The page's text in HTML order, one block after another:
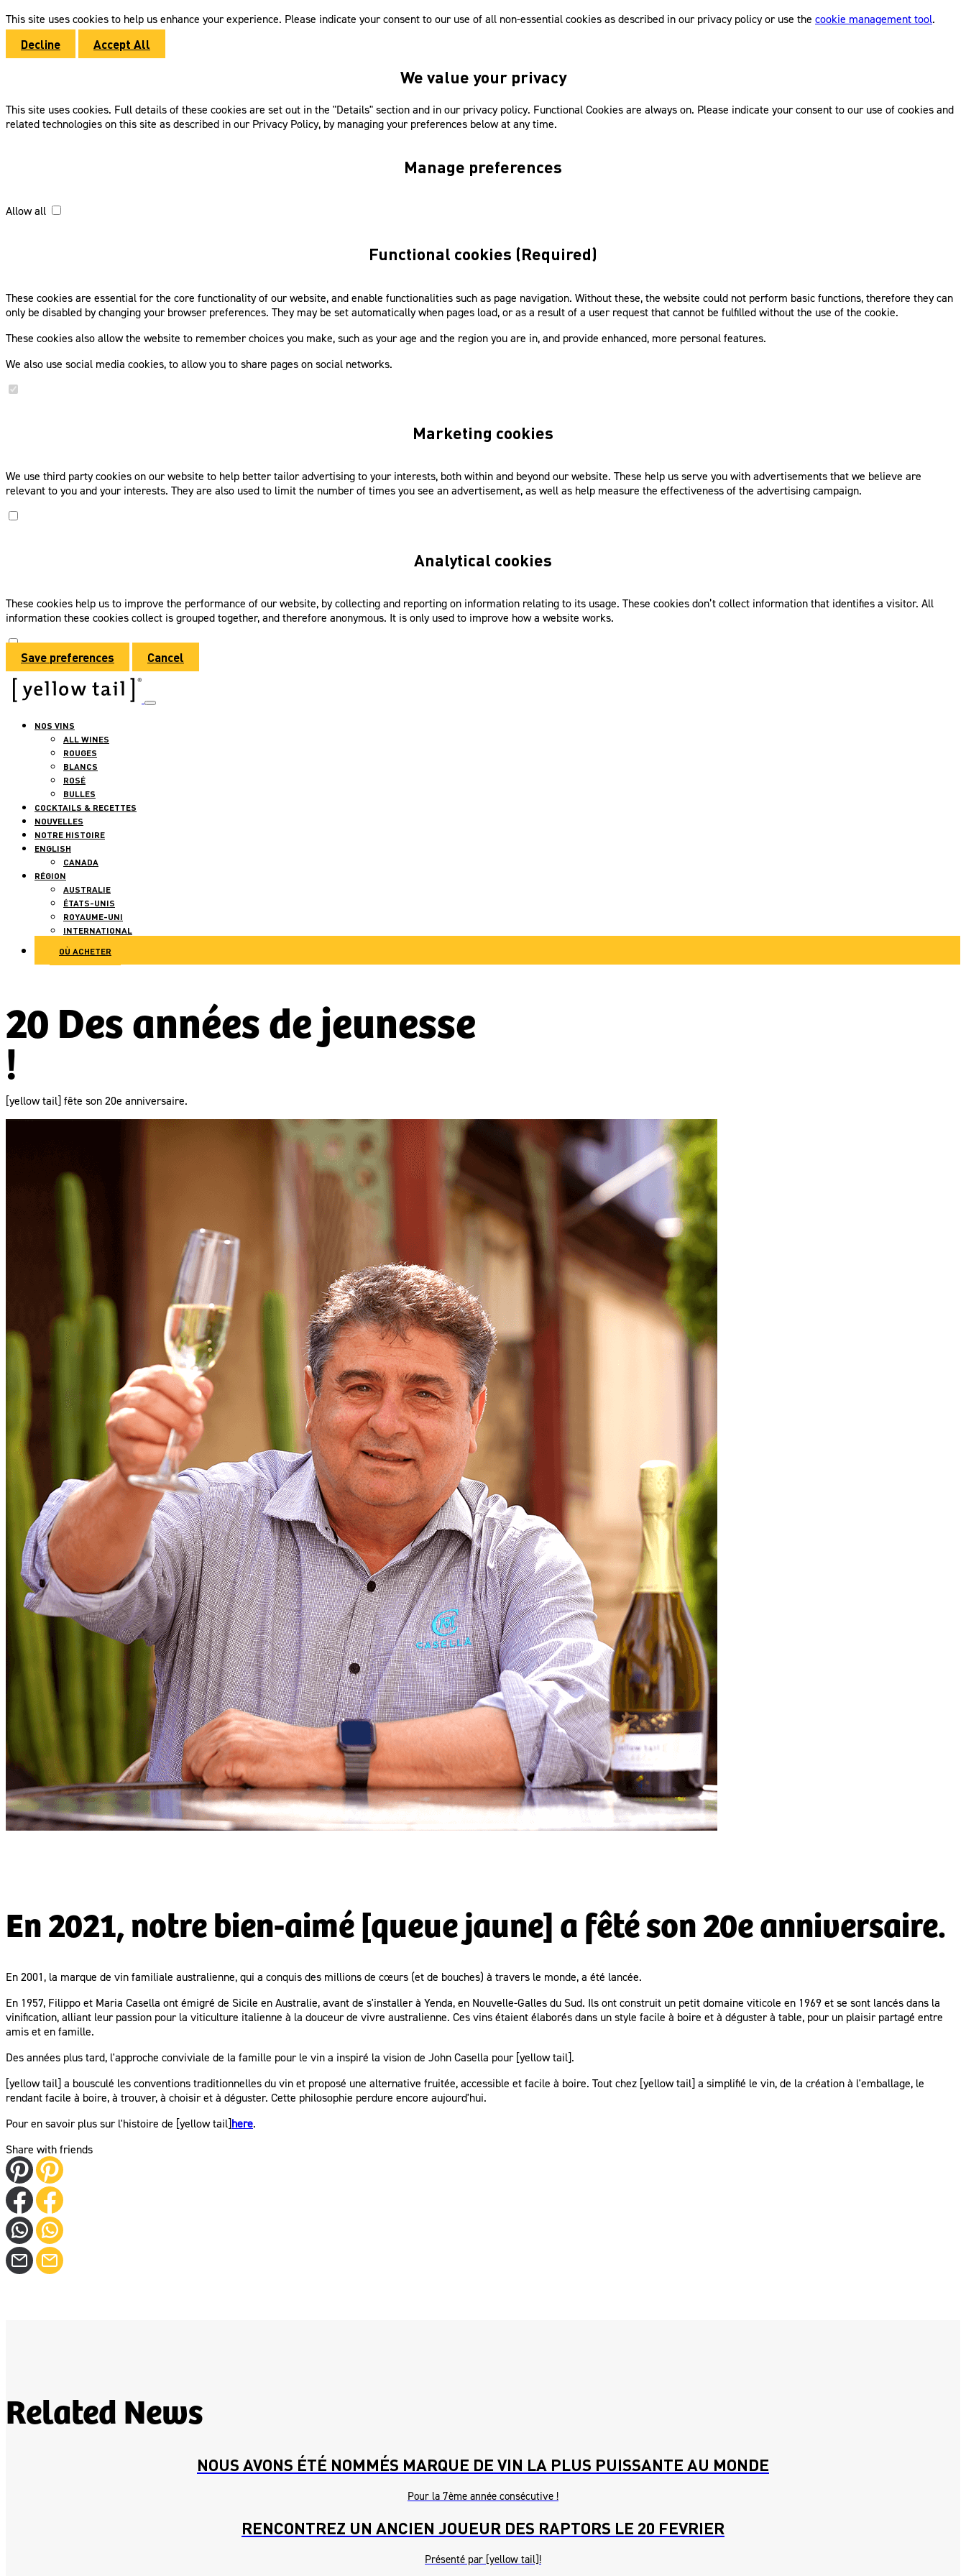
This site uses cookies to help us enhance your experience. Please indicate your consent to our use of all non-essential cookies as described in our privacy policy or use the cookie management tool.
Decline
Accept All
We value your privacy
This site uses cookies. Full details of these cookies are set out in the "Details" section and in our privacy policy. Functional Cookies are always on. Please indicate your consent to our use of cookies and
related technologies on this site as described in our Privacy Policy, by managing your preferences below at any time.
Manage preferences
Allow all
Functional cookies (Required)
These cookies are essential for the core functionality of our website, and enable functionalities such as page navigation. Without these, the website could not perform basic functions, therefore they can
only be disabled by changing your browser preferences. They may be set automatically when pages load, or as a result of a user request that cannot be fulfilled without the use of the cookie.
These cookies also allow the website to remember choices you make, such as your age and the region you are in, and provide enhanced, more personal features.
We also use social media cookies, to allow you to share pages on social networks.
Marketing cookies
We use third party cookies on our website to help better tailor advertising to your interests, both within and beyond our website. These help us serve you with advertisements that we believe are
relevant to you and your interests. They are also used to limit the number of times you see an advertisement, as well as help measure the effectiveness of the advertising campaign.
Analytical cookies
These cookies help us to improve the performance of our website, by collecting and reporting on information relating to its usage. These cookies don’t collect information that identifies a visitor. All
information these cookies collect is grouped together, and therefore anonymous. It is only used to improve how a website works.
Save preferences Cancel
NOS VINS
ALL WINES
ROUGES
BLANCS
ROSÉ
BULLES
COCKTAILS & RECETTES
NOUVELLES
NOTRE HISTOIRE
ENGLISH
CANADA
RÉGION
AUSTRALIE
ÉTATS-UNIS
ROYAUME-UNI
INTERNATIONAL
OÙ ACHETER
20 Des années de jeunesse
!
[yellow tail] fête son 20e anniversaire.
En 2021, notre bien-aimé [queue jaune] a fêté son 20e anniversaire.
En 2001, la marque de vin familiale australienne, qui a conquis des millions de cœurs (et de bouches) à travers le monde, a été lancée.
En 1957, Filippo et Maria Casella ont émigré de Sicile en Australie, avant de s'installer à Yenda, en Nouvelle-Galles du Sud. Ils ont construit un petit domaine viticole en 1969 et se sont lancés dans la
vinification, alliant leur passion pour la viticulture italienne à la douceur de vivre australienne. Ces vins étaient élaborés dans un style facile à boire et à déguster à table, pour un plaisir partagé entre
amis et en famille.
Des années plus tard, l'approche conviviale de la famille pour le vin a inspiré la vision de John Casella pour [yellow tail].
[yellow tail] a bousculé les conventions traditionnelles du vin et proposé une alternative fruitée, accessible et facile à boire. Tout chez [yellow tail] a simplifié le vin, de la création à l'emballage, le
rendant facile à boire, à trouver, à choisir et à déguster. Cette philosophie perdure encore aujourd'hui.
Pour en savoir plus sur l'histoire de [yellow tail]here.
Share with friends
Related News
NOUS AVONS ÉTÉ NOMMÉS MARQUE DE VIN LA PLUS PUISSANTE AU MONDE
Pour la 7ème année consécutive !
RENCONTREZ UN ANCIEN JOUEUR DES RAPTORS LE 20 FEVRIER
Présenté par [yellow tail]!